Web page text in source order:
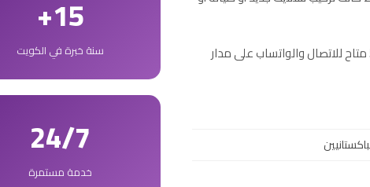
متاح للاتصال والواتساب على مدار
15+
سنة خبرة في الكويت
24/7
خدمة مستمرة